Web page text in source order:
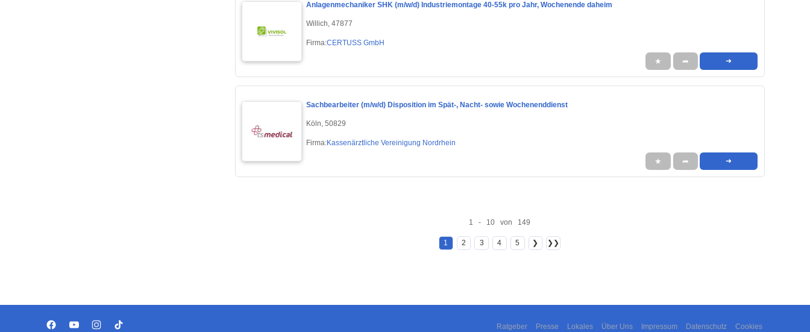
Anlagenmechaniker SHK (m/w/d) Industriemontage 40-55k pro Jahr, Wochenende daheim
Willich, 47877
Firma:CERTUSS GmbH
★ ➦ ➜
Sachbearbeiter (m/w/d) Disposition im Spät-, Nacht- sowie Wochenenddienst
Köln, 50829
Firma:Kassenärztliche Vereinigung Nordrhein
★ ➦ ➜
1 - 10 von 149
1 2 3 4 5 ❯ ❯❯
Ratgeber Presse Lokales Über Uns Impressum Datenschutz Cookies